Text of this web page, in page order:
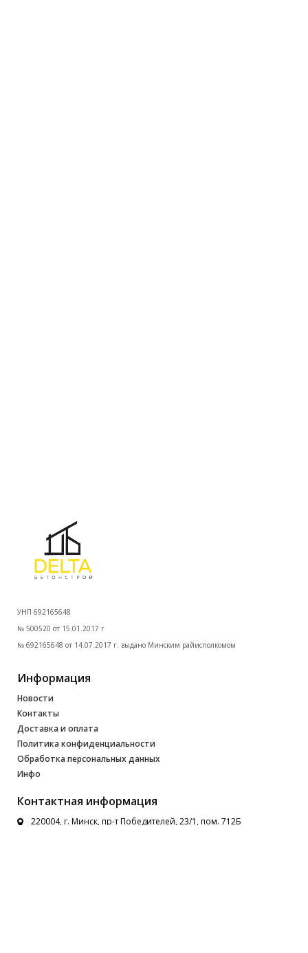
УНП 692165648
№ 500520 от 15.01.2017 г
№ 692165648 от 14.07.2017 г. выдано Минским райисполкомом
Информация
Новости
Контакты
Доставка и оплата
Политика конфиденциальности
Обработка персональных данных
Инфо
Контактная информация
220004, г. Минск, пр-т Победителей, 23/1, пом. 712Б